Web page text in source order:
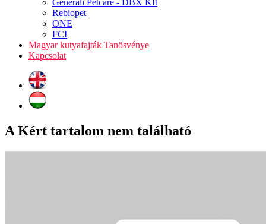
Generali Petcare - DBX Kft
Rebiopet
ONE
FCI
Magyar kutyafajták Tanösvénye
Kapcsolat
A Kért tartalom nem található